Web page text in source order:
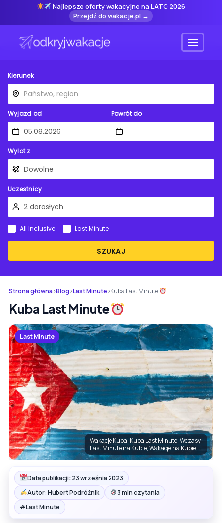
Najlepsze oferty wakacyjne na LATO 2026
Przejdź do wakacje.pl →
Menu
Kierunek
Wyjazd od Powrót do
Wylot z
Uczestnicy
SZUKAJ
All Inclusive Last Minute
Strona główna›Blog›Last Minute›Kuba Last Minute
Kuba Last Minute
Last Minute
Wakacje Kuba, Kuba Last Minute, Wczasy
Last Minute na Kubie, Wakacje na Kubie
Data publikacji: 23 września 2023
Autor: Hubert Podróżnik
3 min czytania
#Last Minute